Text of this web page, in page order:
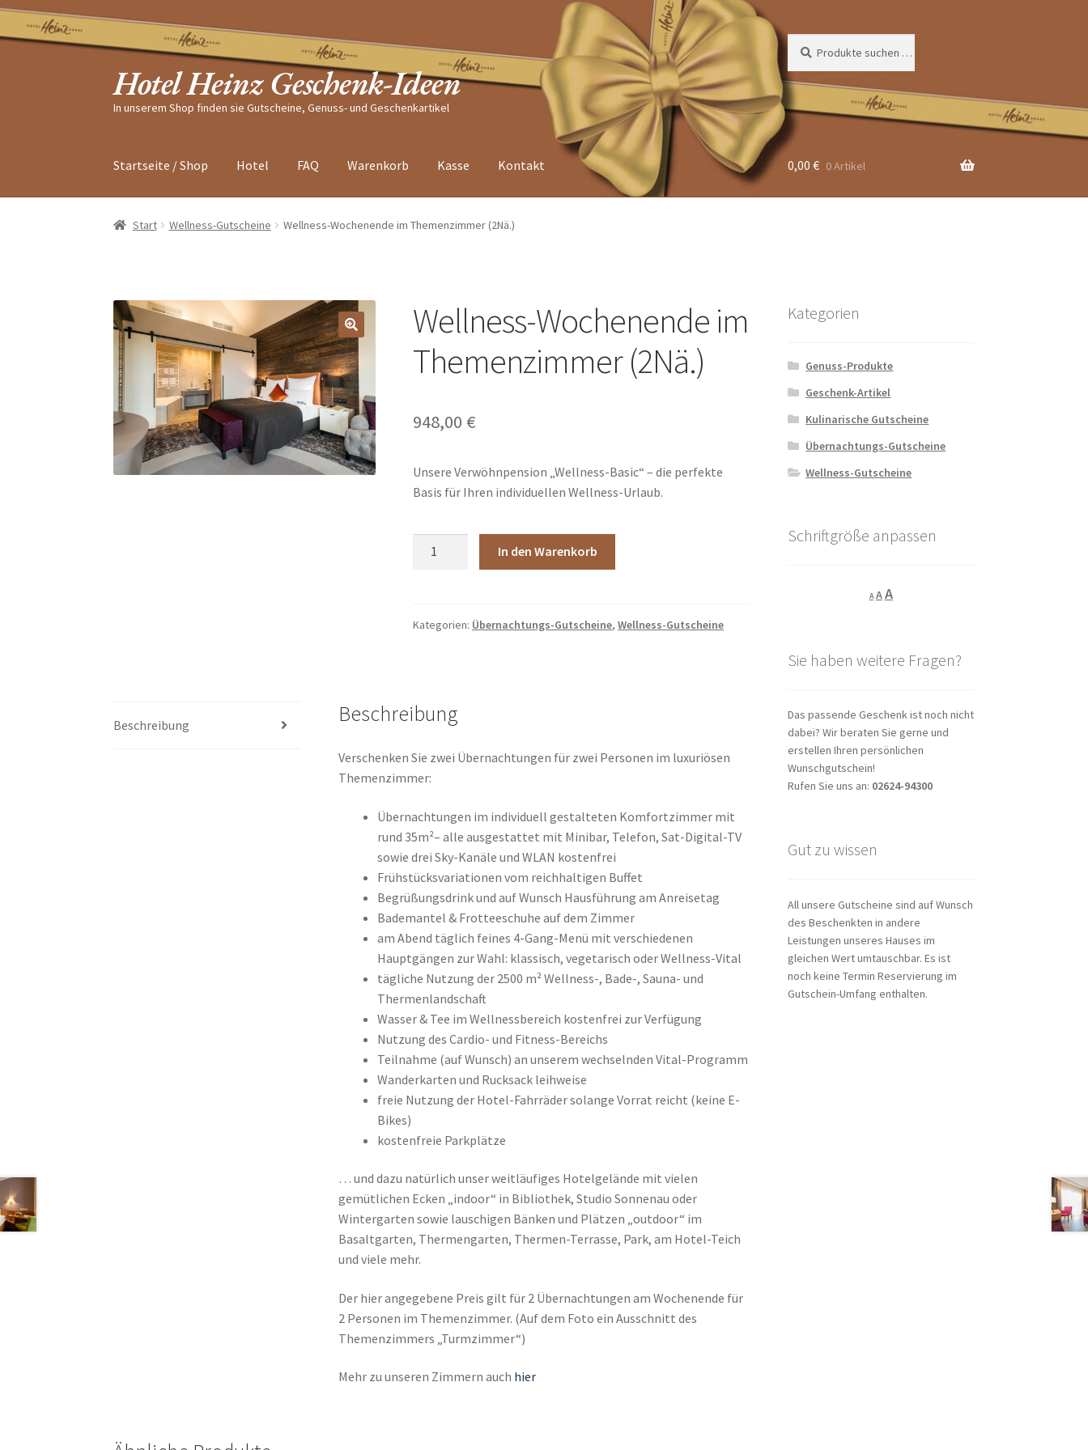
Zur
springen
Zum
springen
Hotel Heinz Geschenk-Ideen
In unserem Shop finden sie Gutscheine, Genuss- und Geschenkartikel
Suchen
nach:
Suchen
Startseite / Shop Hotel FAQ Warenkorb Kasse Kontakt 0,00 € 0 Artikel
Start Wellness-Gutscheine Wellness-Wochenende im Themenzimmer (2Nä.)
Wellness-Wochenende im
Themenzimmer (2Nä.)
948,00 €
Unsere Verwöhnpension „Wellness-Basic“ – die perfekte
Basis für Ihren individuellen Wellness-Urlaub.
(2Nä.)
In den Warenkorb
Kategorien: Übernachtungs-Gutscheine,Wellness-Gutscheine
Beschreibung Beschreibung
Verschenken Sie zwei Übernachtungen für zwei Personen im luxuriösen
Themenzimmer:
Übernachtungen im individuell gestalteten Komfortzimmer mit
rund 35m²– alle ausgestattet mit Minibar, Telefon, Sat-Digital-TV
sowie drei Sky-Kanäle und WLAN kostenfrei
Frühstücksvariationen vom reichhaltigen Buffet
Begrüßungsdrink und auf Wunsch Hausführung am Anreisetag
Bademantel & Frotteeschuhe auf dem Zimmer
am Abend täglich feines 4-Gang-Menü mit verschiedenen
Hauptgängen zur Wahl: klassisch, vegetarisch oder Wellness-Vital
tägliche Nutzung der 2500 m² Wellness-, Bade-, Sauna- und
Thermenlandschaft
Wasser & Tee im Wellnessbereich kostenfrei zur Verfügung
Nutzung des Cardio- und Fitness-Bereichs
Teilnahme (auf Wunsch) an unserem wechselnden Vital-Programm
Wanderkarten und Rucksack leihweise
freie Nutzung der Hotel-Fahrräder solange Vorrat reicht (keine E-
Bikes)
kostenfreie Parkplätze
… und dazu natürlich unser weitläufiges Hotelgelände mit vielen
gemütlichen Ecken „indoor“ in Bibliothek, Studio Sonnenau oder
Wintergarten sowie lauschigen Bänken und Plätzen „outdoor“ im
Basaltgarten, Thermengarten, Thermen-Terrasse, Park, am Hotel-Teich
und viele mehr.
Der hier angegebene Preis gilt für 2 Übernachtungen am Wochenende für
2 Personen im Themenzimmer. (Auf dem Foto ein Ausschnitt des
Themenzimmers „Turmzimmer“)
Mehr zu unseren Zimmern auch hier
Kategorien
Genuss-Produkte
Geschenk-Artikel
Kulinarische Gutscheine
Übernachtungs-Gutscheine
Wellness-Gutscheine
Schriftgröße anpassen
A
Decrease
font
A Reset
AIncrease
Sie haben weitere Fragen?
Das passende Geschenk ist noch nicht
dabei? Wir beraten Sie gerne und
erstellen Ihren persönlichen
Wunschgutschein!
Rufen Sie uns an: 02624-94300
Gut zu wissen
All unsere Gutscheine sind auf Wunsch
des Beschenkten in andere
Leistungen unseres Hauses im
gleichen Wert umtauschbar. Es ist
noch keine Termin Reservierung im
Gutschein-Umfang enthalten.